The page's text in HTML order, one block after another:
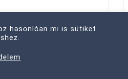
JANUÁR 4., VASÁRNAP,
újfent! Várom a januári
hasonlóan mi is sütiket